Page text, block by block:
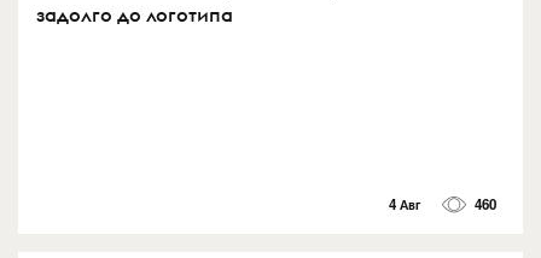
задолго до логотипа
4 Авг 460